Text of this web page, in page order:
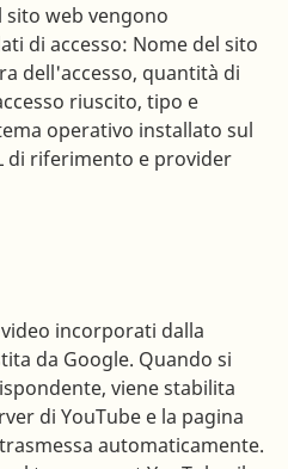
sito web vengono
di accesso: Nome del sito
dell'accesso, quantità di
riuscito, tipo e
operativo installato sul
di riferimento e provider
incorporati dalla
da Google. Quando si
viene stabilita
di YouTube e la pagina
automaticamente.